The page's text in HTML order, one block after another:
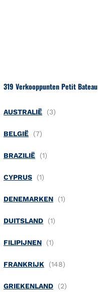
319 Verkooppunten Petit Bateau
AUSTRALIË
BELGIË
BRAZILIË
CYPRUS
DENEMARKEN
DUITSLAND
FILIPIJNEN
FRANKRIJK
GRIEKENLAND